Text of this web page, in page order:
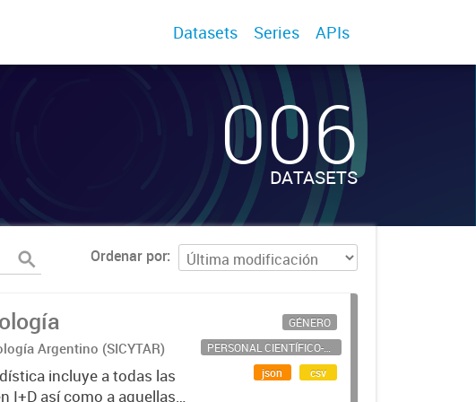
Datasets Series APIs
006
DATASETS
Ordenar por
Argentino (SICYTAR)
incluye a todas las
I+D así como a aquellas
GÉNERO
PERSONAL CIENTÍFICO-TECNOLÓGICO
json
csv